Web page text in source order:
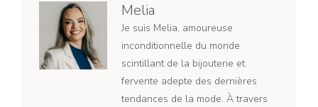
Melia
Je suis Melia, amoureuse
inconditionnelle du monde
scintillant de la bijouterie et
fervente adepte des dernières
tendances de la mode. À travers